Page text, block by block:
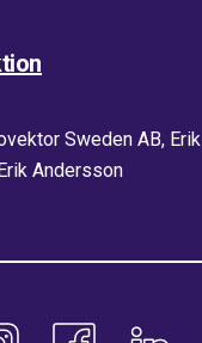
Sweden AB,
Andersson